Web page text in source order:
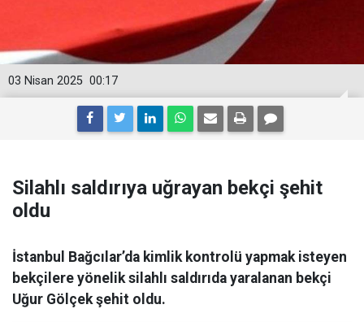
00:17
03 Nisan 2025
Silahlı saldırıya uğrayan bekçi şehit
oldu
İstanbul Bağcılar’da kimlik kontrolü yapmak isteyen
bekçilere yönelik silahlı saldırıda yaralanan bekçi
Uğur Gölçek şehit oldu.